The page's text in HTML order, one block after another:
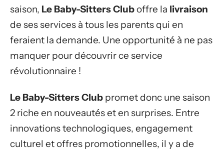
saison, Le Baby-Sitters Cluboffre la livraison
de ses services à tous les parents qui en
feraient la demande. Une opportunité à ne pas
manquer pour découvrir ce service
révolutionnaire !
Le Baby-Sitters Club promet donc une saison
2 riche en nouveautés et en surprises. Entre
innovations technologiques, engagement
culturel et offres promotionnelles, il y a de